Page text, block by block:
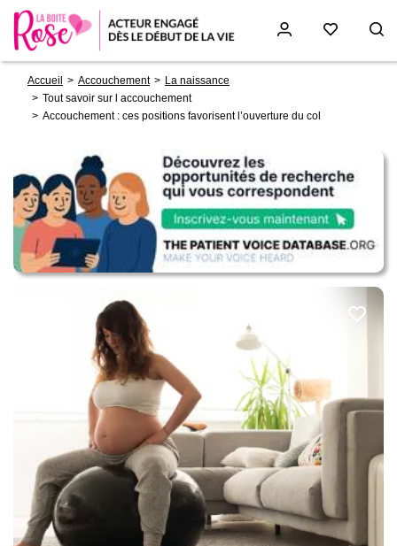
contenu
d'Ariane
Accueil Accouchement
La naissance
Tout savoir sur l accouchement
Accouchement : ces positions favorisent l’ouverture du col